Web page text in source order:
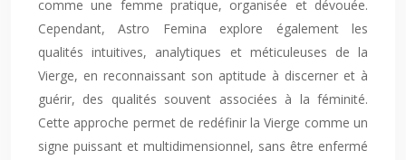
comme une femme pratique, organisée et dévouée.
Cependant, Astro Femina explore également les
qualités intuitives, analytiques et méticuleuses de la
Vierge, en reconnaissant son aptitude à discerner et à
guérir, des qualités souvent associées à la féminité.
Cette approche permet de redéfinir la Vierge comme un
signe puissant et multidimensionnel, sans être enfermé